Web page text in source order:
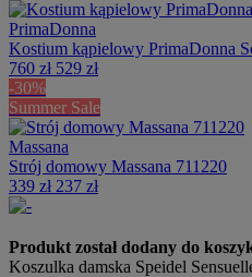
PrimaDonna
Kostium kąpielowy PrimaDonna
760 zł 529 zł
-30%
Summer Sale
Massana
Strój domowy Massana 711220
339 zł 237 zł
Produkt został dodany do
Koszulka damska Speidel